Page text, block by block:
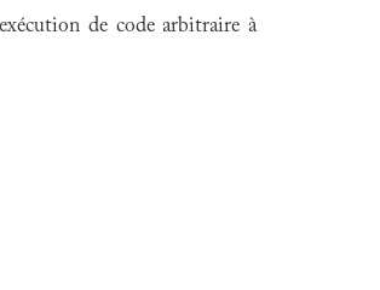
de code arbitraire à